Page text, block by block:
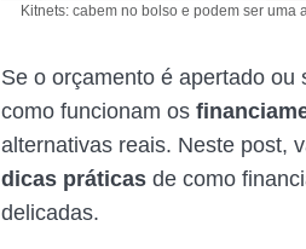
Kitnets: cabem no bolso e podem ser
Se o orçamento é apertado
como funcionam os
alternativas reais. Neste post,
dicas práticas de como
delicadas.